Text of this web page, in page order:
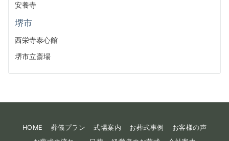
安養寺
堺市
西栄寺泰心館
堺市立斎場
HOME 葬儀プラン 式場案内 お葬式事例
お客様の声